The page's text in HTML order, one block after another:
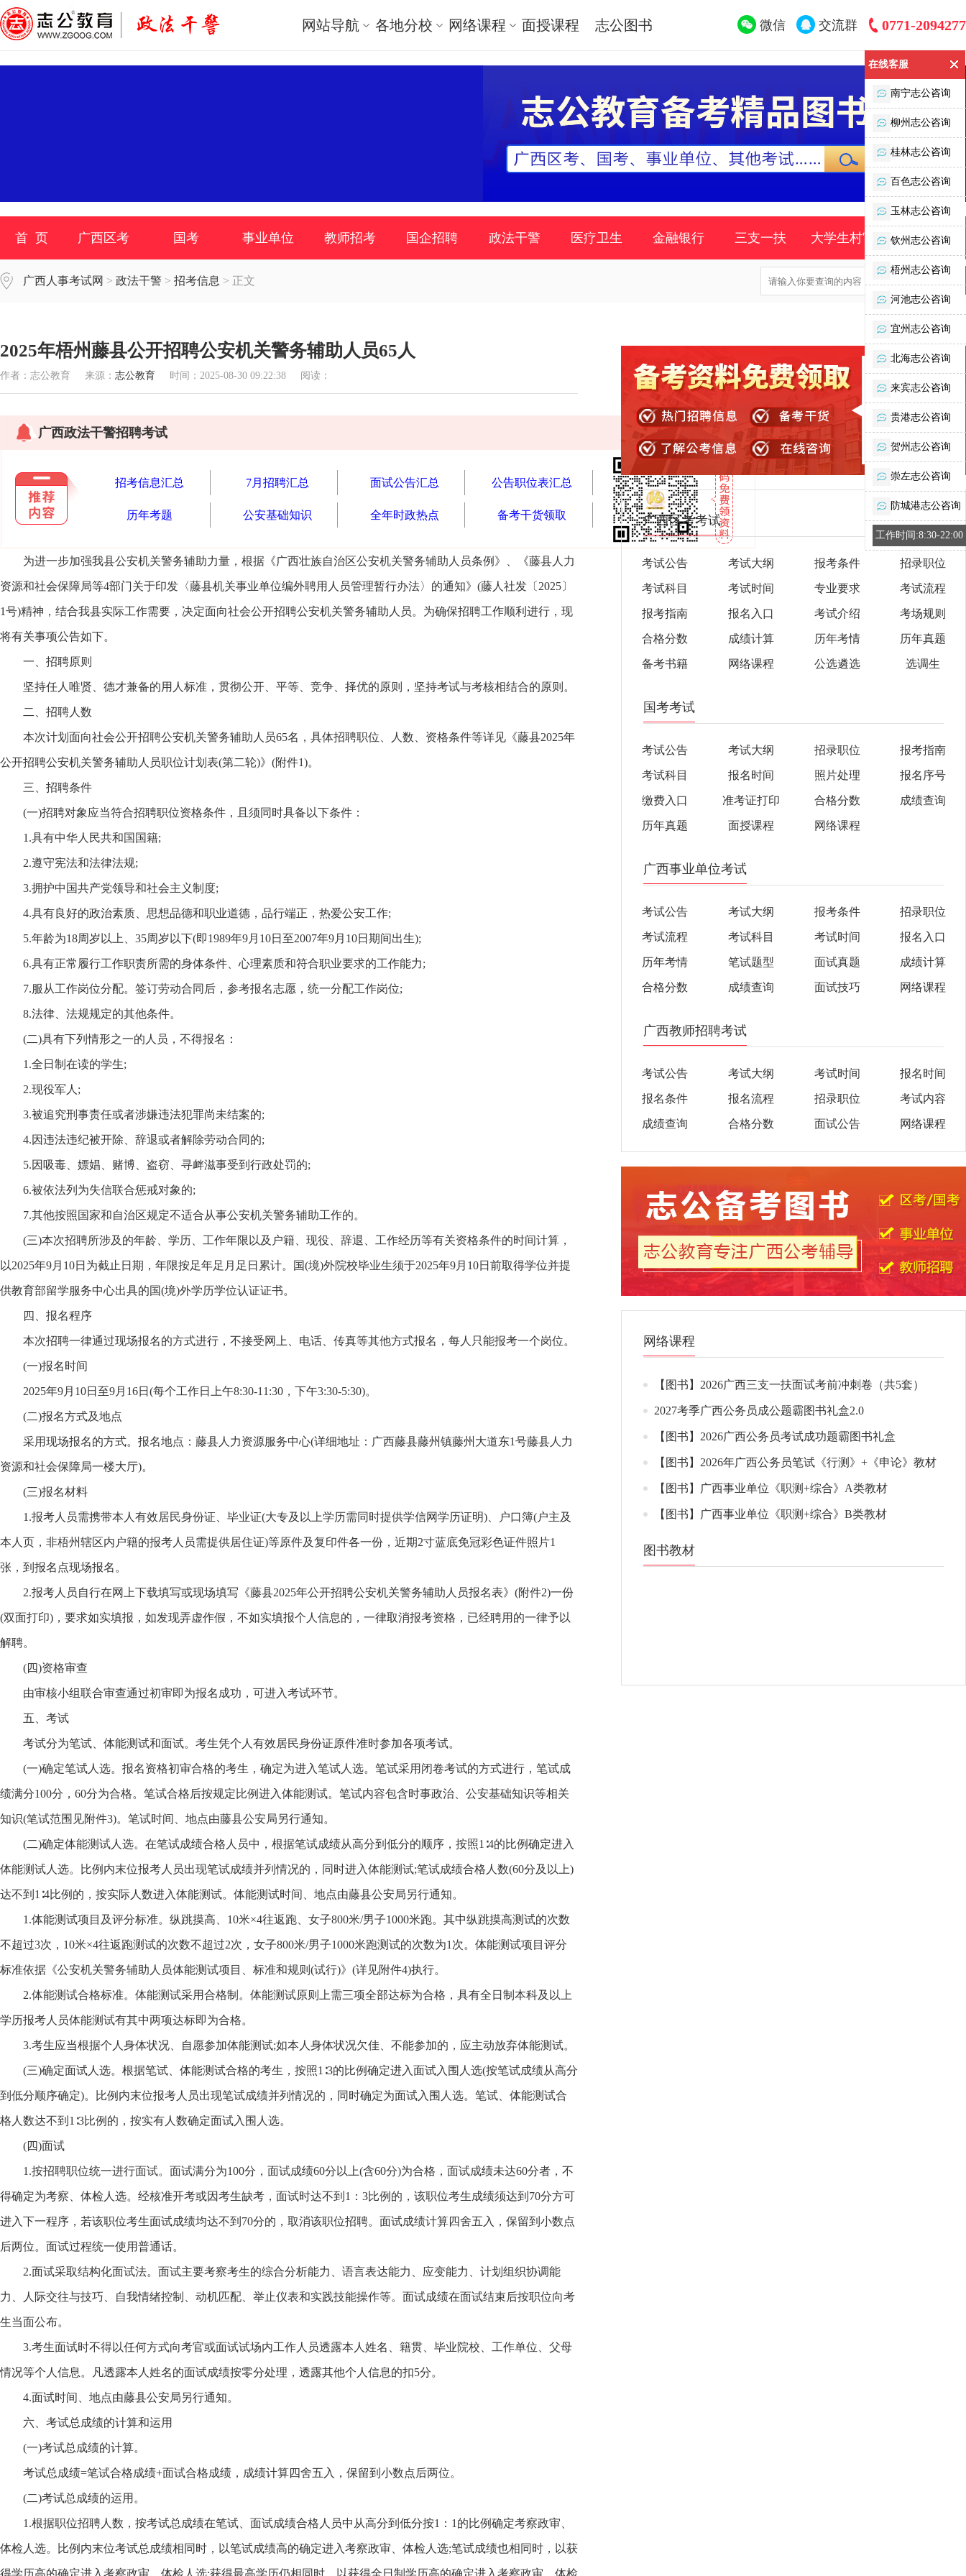
网站导航 各地分校 网络课程 面授课程 志公图书 微信 交流群 0771-2094277
首 页 广西区考 国考 事业单位 教师招考 国企招聘 政法干警 医疗卫生 金融银行 三支一扶 大学生村官 时事政策
广西人事考试网 > 政法干警 > 招考信息 > 正文
2025年梧州藤县公开招聘公安机关警务辅助人员65人
作者：志公教育 来源： 志公教育 时间：2025-08-30 09:22:38 阅读：
广西政法干警招聘考试
招考信息汇总 7月招聘汇总 面试公告汇总 公告职位表汇总
历年考题 公安基础知识 全年时政热点 备考干货领取
为进一步加强我县公安机关警务辅助力量，根据《广西壮族自治区公安机关警务辅助人员条例》、《藤县人力
资源和社会保障局等4部门关于印发〈藤县机关事业单位编外聘用人员管理暂行办法〉的通知》(藤人社发〔2025〕
1号)精神，结合我县实际工作需要，决定面向社会公开招聘公安机关警务辅助人员。为确保招聘工作顺利进行，现
将有关事项公告如下。
一、招聘原则
坚持任人唯贤、德才兼备的用人标准，贯彻公开、平等、竞争、择优的原则，坚持考试与考核相结合的原则。
二、招聘人数
本次计划面向社会公开招聘公安机关警务辅助人员65名，具体招聘职位、人数、资格条件等详见《藤县2025年
公开招聘公安机关警务辅助人员职位计划表(第二轮)》(附件1)。
三、招聘条件
(一)招聘对象应当符合招聘职位资格条件，且须同时具备以下条件：
1.具有中华人民共和国国籍;
2.遵守宪法和法律法规;
3.拥护中国共产党领导和社会主义制度;
4.具有良好的政治素质、思想品德和职业道德，品行端正，热爱公安工作;
5.年龄为18周岁以上、35周岁以下(即1989年9月10日至2007年9月10日期间出生);
6.具有正常履行工作职责所需的身体条件、心理素质和符合职业要求的工作能力;
7.服从工作岗位分配。签订劳动合同后，参考报名志愿，统一分配工作岗位;
8.法律、法规规定的其他条件。
(二)具有下列情形之一的人员，不得报名：
1.全日制在读的学生;
2.现役军人;
3.被追究刑事责任或者涉嫌违法犯罪尚未结案的;
4.因违法违纪被开除、辞退或者解除劳动合同的;
5.因吸毒、嫖娼、赌博、盗窃、寻衅滋事受到行政处罚的;
6.被依法列为失信联合惩戒对象的;
7.其他按照国家和自治区规定不适合从事公安机关警务辅助工作的。
(三)本次招聘所涉及的年龄、学历、工作年限以及户籍、现役、辞退、工作经历等有关资格条件的时间计算，
以2025年9月10日为截止日期，年限按足年足月足日累计。国(境)外院校毕业生须于2025年9月10日前取得学位并提
供教育部留学服务中心出具的国(境)外学历学位认证证书。
四、报名程序
本次招聘一律通过现场报名的方式进行，不接受网上、电话、传真等其他方式报名，每人只能报考一个岗位。
(一)报名时间
2025年9月10日至9月16日(每个工作日上午8:30-11:30，下午3:30-5:30)。
(二)报名方式及地点
采用现场报名的方式。报名地点：藤县人力资源服务中心(详细地址：广西藤县藤州镇藤州大道东1号藤县人力
资源和社会保障局一楼大厅)。
(三)报名材料
1.报考人员需携带本人有效居民身份证、毕业证(大专及以上学历需同时提供学信网学历证明)、户口簿(户主及
本人页，非梧州辖区内户籍的报考人员需提供居住证)等原件及复印件各一份，近期2寸蓝底免冠彩色证件照片1
张，到报名点现场报名。
2.报考人员自行在网上下载填写或现场填写《藤县2025年公开招聘公安机关警务辅助人员报名表》(附件2)一份
(双面打印)，要求如实填报，如发现弄虚作假，不如实填报个人信息的，一律取消报考资格，已经聘用的一律予以
解聘。
(四)资格审查
由审核小组联合审查通过初审即为报名成功，可进入考试环节。
五、考试
考试分为笔试、体能测试和面试。考生凭个人有效居民身份证原件准时参加各项考试。
(一)确定笔试人选。报名资格初审合格的考生，确定为进入笔试人选。笔试采用闭卷考试的方式进行，笔试成
绩满分100分，60分为合格。笔试合格后按规定比例进入体能测试。笔试内容包含时事政治、公安基础知识等相关
知识(笔试范围见附件3)。笔试时间、地点由藤县公安局另行通知。
(二)确定体能测试人选。在笔试成绩合格人员中，根据笔试成绩从高分到低分的顺序，按照1∶4的比例确定进入
体能测试人选。比例内末位报考人员出现笔试成绩并列情况的，同时进入体能测试;笔试成绩合格人数(60分及以上)
达不到1∶4比例的，按实际人数进入体能测试。体能测试时间、地点由藤县公安局另行通知。
1.体能测试项目及评分标准。纵跳摸高、10米×4往返跑、女子800米/男子1000米跑。其中纵跳摸高测试的次数
不超过3次，10米×4往返跑测试的次数不超过2次，女子800米/男子1000米跑测试的次数为1次。体能测试项目评分
标准依据《公安机关警务辅助人员体能测试项目、标准和规则(试行)》(详见附件4)执行。
2.体能测试合格标准。体能测试采用合格制。体能测试原则上需三项全部达标为合格，具有全日制本科及以上
学历报考人员体能测试有其中两项达标即为合格。
3.考生应当根据个人身体状况、自愿参加体能测试;如本人身体状况欠佳、不能参加的，应主动放弃体能测试。
(三)确定面试人选。根据笔试、体能测试合格的考生，按照1∶3的比例确定进入面试入围人选(按笔试成绩从高分
到低分顺序确定)。比例内末位报考人员出现笔试成绩并列情况的，同时确定为面试入围人选。笔试、体能测试合
格人数达不到1∶3比例的，按实有人数确定面试入围人选。
(四)面试
1.按招聘职位统一进行面试。面试满分为100分，面试成绩60分以上(含60分)为合格，面试成绩未达60分者，不
得确定为考察、体检人选。经核准开考或因考生缺考，面试时达不到1：3比例的，该职位考生成绩须达到70分方可
进入下一程序，若该职位考生面试成绩均达不到70分的，取消该职位招聘。面试成绩计算四舍五入，保留到小数点
后两位。面试过程统一使用普通话。
2.面试采取结构化面试法。面试主要考察考生的综合分析能力、语言表达能力、应变能力、计划组织协调能
力、人际交往与技巧、自我情绪控制、动机匹配、举止仪表和实践技能操作等。面试成绩在面试结束后按职位向考
生当面公布。
3.考生面试时不得以任何方式向考官或面试试场内工作人员透露本人姓名、籍贯、毕业院校、工作单位、父母
情况等个人信息。凡透露本人姓名的面试成绩按零分处理，透露其他个人信息的扣5分。
4.面试时间、地点由藤县公安局另行通知。
六、考试总成绩的计算和运用
(一)考试总成绩的计算。
考试总成绩=笔试合格成绩+面试合格成绩，成绩计算四舍五入，保留到小数点后两位。
(二)考试总成绩的运用。
1.根据职位招聘人数，按考试总成绩在笔试、面试成绩合格人员中从高分到低分按1：1的比例确定考察政审、
体检人选。比例内末位考试总成绩相同时，以笔试成绩高的确定进入考察政审、体检人选;笔试成绩也相同时，以获
得学历高的确定进入考察政审、体检人选;获得最高学历仍相同时，以获得全日制学历高的确定进入考察政审、体检
广西区考考试
考试公告 考试大纲 报考条件 招录职位
考试科目 考试时间 专业要求 考试流程
报考指南 报名入口 考试介绍 考场规则
合格分数 成绩计算 历年考情 历年真题
备考书籍 网络课程 公选遴选 选调生
国考考试
考试公告 考试大纲 招录职位 报考指南
考试科目 报名时间 照片处理 报名序号
缴费入口 准考证打印 合格分数 成绩查询
历年真题 面授课程 网络课程
广西事业单位考试
考试公告 考试大纲 报考条件 招录职位
考试流程 考试科目 考试时间 报名入口
历年考情 笔试题型 面试真题 成绩计算
合格分数 成绩查询 面试技巧 网络课程
广西教师招聘考试
考试公告 考试大纲 考试时间 报名时间
报名条件 报名流程 招录职位 考试内容
成绩查询 合格分数 面试公告 网络课程
网络课程
【图书】2026广西三支一扶面试考前冲刺卷（共5套）
2027考季广西公务员成公题霸图书礼盒2.0
【图书】2026广西公务员考试成功题霸图书礼盒
【图书】2026年广西公务员笔试《行测》+《申论》教材
【图书】广西事业单位《职测+综合》A类教材
【图书】广西事业单位《职测+综合》B类教材
图书教材
在线客服
南宁志公咨询
柳州志公咨询
桂林志公咨询
百色志公咨询
玉林志公咨询
钦州志公咨询
梧州志公咨询
河池志公咨询
宜州志公咨询
北海志公咨询
来宾志公咨询
贵港志公咨询
贺州志公咨询
崇左志公咨询
防城港志公咨询
工作时间:8:30-22:00